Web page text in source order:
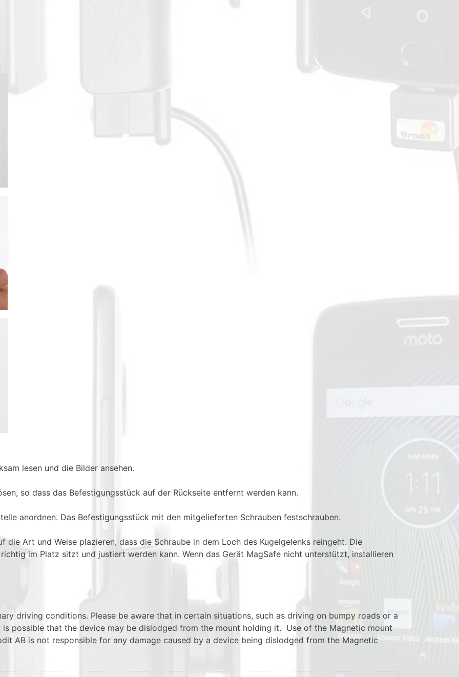
lesen und die Bilder ansehen.
so dass das Befestigungsstück auf der Rückseite entfernt werden kann.
anordnen. Das Befestigungsstück mit den mitgelieferten Schrauben festschrauben.
die Art und Weise plazieren, dass die Schraube in dem Loch des Kugelgelenks reingeht. Die
im Platz sitzt und justiert werden kann. Wenn das Gerät MagSafe nicht unterstützt, installieren
driving conditions. Please be aware that in certain situations, such as driving on bumpy roads or a
possible that the device may be dislodged from the mount holding it. Use of the Magnetic mount
AB is not responsible for any damage caused by a device being dislodged from the Magnetic